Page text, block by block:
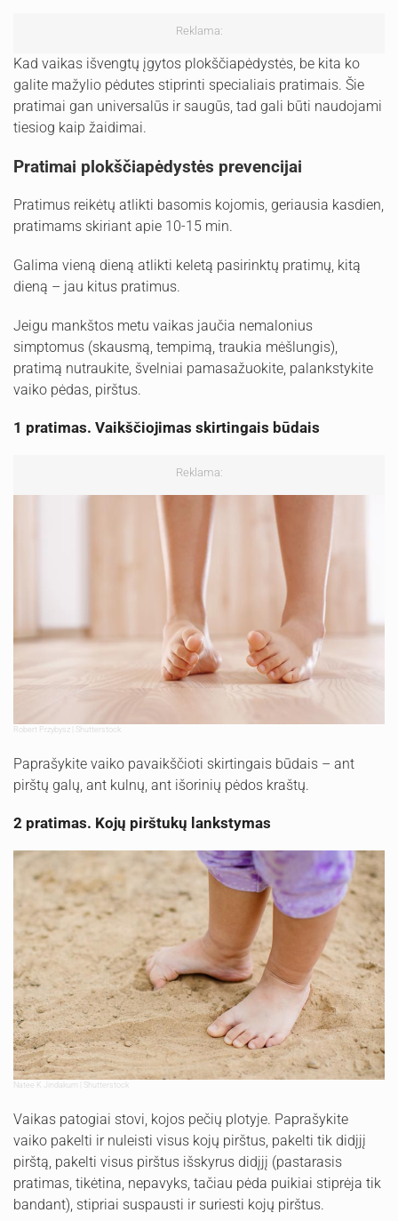
Reklama:
Kad vaikas išvengtų įgytos plokščiapėdystės, be kita ko
galite mažylio pėdutes stiprinti specialiais pratimais. Šie
pratimai gan universalūs ir saugūs, tad gali būti naudojami
tiesiog kaip žaidimai.
Pratimai plokščiapėdystės prevencijai
Pratimus reikėtų atlikti basomis kojomis, geriausia kasdien,
pratimams skiriant apie 10-15 min.
Galima vieną dieną atlikti keletą pasirinktų pratimų, kitą
dieną – jau kitus pratimus.
Jeigu mankštos metu vaikas jaučia nemalonius
simptomus (skausmą, tempimą, traukia mėšlungis),
pratimą nutraukite, švelniai pamasažuokite, palankstykite
vaiko pėdas, pirštus.
1 pratimas. Vaikščiojimas skirtingais būdais
Reklama:
Robert Przybysz | Shutterstock
Paprašykite vaiko pavaikščioti skirtingais būdais – ant
pirštų galų, ant kulnų, ant išorinių pėdos kraštų.
2 pratimas. Kojų pirštukų lankstymas
Natee K Jindakum | Shutterstock
Vaikas patogiai stovi, kojos pečių plotyje. Paprašykite
vaiko pakelti ir nuleisti visus kojų pirštus, pakelti tik didįjį
pirštą, pakelti visus pirštus išskyrus didįjį (pastarasis
pratimas, tikėtina, nepavyks, tačiau pėda puikiai stiprėja tik
bandant), stipriai suspausti ir suriesti kojų pirštus.